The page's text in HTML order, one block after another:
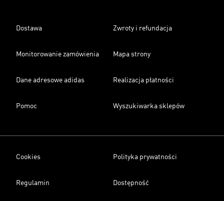
Dostawa Zwroty i refundacja
Monitorowanie zamówienia Mapa strony
Dane adresowe adidas Realizacja płatności
Pomoc Wyszukiwarka sklepów
Cookies Polityka prywatności
Regulamin Dostępność